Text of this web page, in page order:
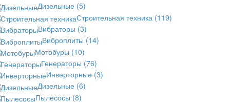
Дизельные (5)
Строительная техника (119)
Вибраторы (3)
Виброплиты (14)
Мотобуры (10)
Генераторы (76)
Инверторные (3)
Дизельные (6)
Пылесосы (8)